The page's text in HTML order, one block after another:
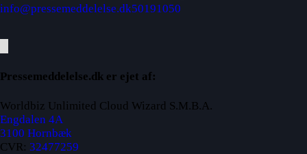
info@pressemeddelelse.dk50191050
Pressemeddelelse.dk er ejet af:
Worldbiz Unlimited Cloud Wizard S.M.B.A.
Engdalen 4A
3100 Hornbæk
CVR: 32477259